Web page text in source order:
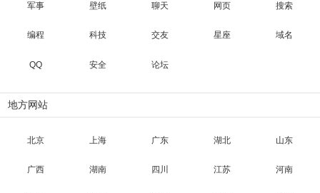
军事 壁纸 聊天 网页 搜索
编程 科技 交友 星座 域名
QQ 安全 论坛
地方网站
北京 上海 广东 湖北 山东
广西 湖南 四川 江苏 河南